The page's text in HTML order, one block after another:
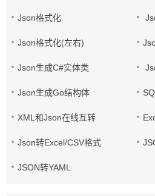
Json格式化
Json格式化(左右)
Json生成C#实体类
Json生成Go结构体
XML和Json在线互转
Json转Excel/CSV格式
JSON转YAML